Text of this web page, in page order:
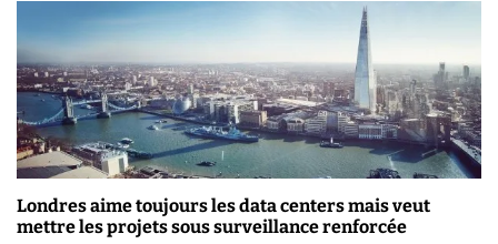
’
a
r
t
i
Londres aime toujours les data centers mais veut
mettre les projets sous surveillance renforcée